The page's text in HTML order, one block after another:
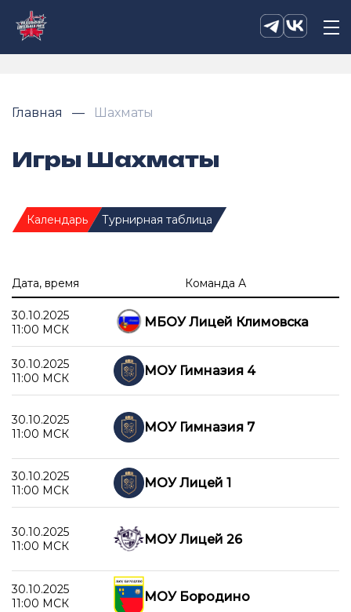
Главная Шахматы
Игры Шахматы
Календарь Турнирная таблица
Дата, время Команда А
30.10.2025
11:00 МСК
МБОУ Лицей Климовска
30.10.2025
11:00 МСК
МОУ Гимназия 4
30.10.2025
11:00 МСК
МОУ Гимназия 7
30.10.2025
11:00 МСК
МОУ Лицей 1
30.10.2025
11:00 МСК
МОУ Лицей 26
30.10.2025
11:00 МСК
МОУ Бородино